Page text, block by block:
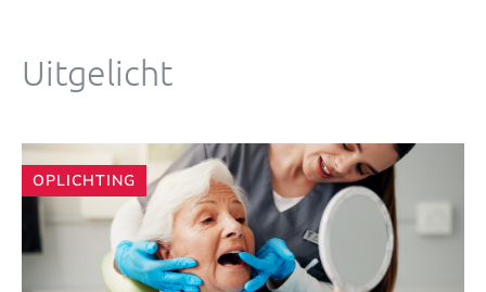
Uitgelicht
Andere
artikelen
OPLICHTING